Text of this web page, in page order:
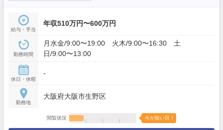
給与・手当
年収510万円〜600万円
勤務時間
月水金/9:00〜19:00 火木/9:00〜16:30 土
日/9:00〜13:00
休日・休暇
-
勤務地
大阪府大阪市生野区
閲覧状況 今が狙い目！